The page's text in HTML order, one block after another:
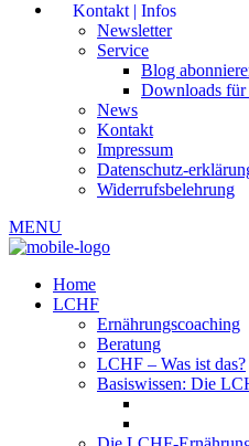
Kontakt | Infos
Newsletter
Service
Blog
Downloads für
News
Kontakt
Impressum
Datenschutz-
Widerrufsbelehrung
MENU
Home
LCHF
Ernährungscoaching
Beratung
LCHF – Was ist das?
Basiswissen: Die